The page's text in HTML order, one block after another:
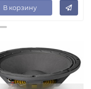
В корзину